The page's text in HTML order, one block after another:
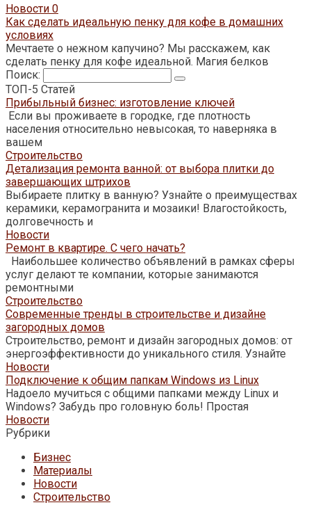
Новости 0
Как сделать идеальную пенку для кофе в домашних
условиях
Мечтаете о нежном капучино? Мы расскажем, как
сделать пенку для кофе идеальной. Магия белков
Поиск:
ТОП-5 Статей
Прибыльный бизнес: изготовление ключей
Если вы проживаете в городке, где плотность
населения относительно невысокая, то наверняка в
вашем
Строительство
Детализация ремонта ванной: от выбора плитки до
завершающих штрихов
Выбираете плитку в ванную? Узнайте о преимуществах
керамики, керамогранита и мозаики! Влагостойкость,
долговечность и
Новости
Ремонт в квартире. С чего начать?
Наибольшее количество объявлений в рамках сферы
услуг делают те компании, которые занимаются
ремонтными
Строительство
Современные тренды в строительстве и дизайне
загородных домов
Строительство, ремонт и дизайн загородных домов: от
энергоэффективности до уникального стиля. Узнайте
Новости
Подключение к общим папкам Windows из Linux
Надоело мучиться с общими папками между Linux и
Windows? Забудь про головную боль! Простая
Новости
Рубрики
Бизнес
Материалы
Новости
Строительство